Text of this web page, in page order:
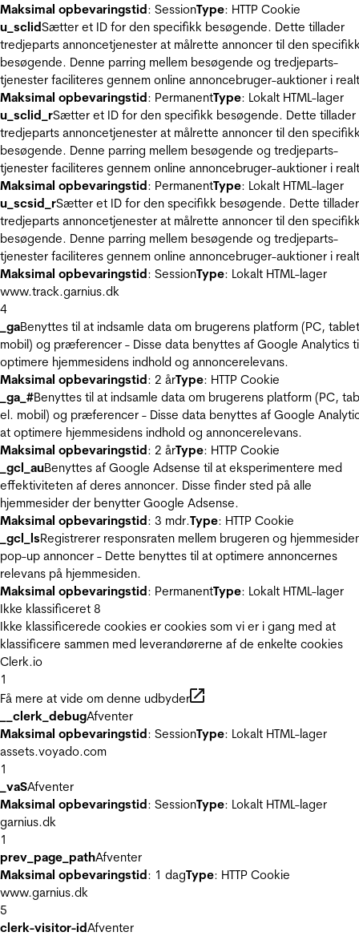
Maksimal opbevaringstid: SessionType: HTTP Cookie
u_sclidSætter et ID for den specifikk besøgende. Dette tillader
tredjeparts annoncetjenester at målrette annoncer til den
besøgende. Denne parring mellem besøgende og tredjeparts-
tjenester faciliteres gennem online annoncebruger-auktioner i
Maksimal opbevaringstid: PermanentType: Lokalt HTML-lager
u_sclid_rSætter et ID for den specifikk besøgende. Dette tillader
tredjeparts annoncetjenester at målrette annoncer til den
besøgende. Denne parring mellem besøgende og tredjeparts-
tjenester faciliteres gennem online annoncebruger-auktioner i
Maksimal opbevaringstid: PermanentType: Lokalt HTML-lager
u_scsid_rSætter et ID for den specifikk besøgende. Dette tillader
tredjeparts annoncetjenester at målrette annoncer til den
besøgende. Denne parring mellem besøgende og tredjeparts-
tjenester faciliteres gennem online annoncebruger-auktioner i
Maksimal opbevaringstid: SessionType: Lokalt HTML-lager
www.track.garnius.dk
4
_gaBenyttes til at indsamle data om brugerens platform (PC,
mobil) og præferencer - Disse data benyttes af Google Analytics
optimere hjemmesidens indhold og annoncerelevans.
Maksimal opbevaringstid: 2 årType: HTTP Cookie
_ga_#Benyttes til at indsamle data om brugerens platform (PC,
el. mobil) og præferencer - Disse data benyttes af Google
at optimere hjemmesidens indhold og annoncerelevans.
Maksimal opbevaringstid: 2 årType: HTTP Cookie
_gcl_auBenyttes af Google Adsense til at eksperimentere med
effektiviteten af deres annoncer. Disse finder sted på alle
hjemmesider der benytter Google Adsense.
Maksimal opbevaringstid: 3 mdr.Type: HTTP Cookie
_gcl_lsRegistrerer responsraten mellem brugeren og
pop-up annoncer - Dette benyttes til at optimere annoncernes
relevans på hjemmesiden.
Maksimal opbevaringstid: PermanentType: Lokalt HTML-lager
Ikke klassificeret 8
Ikke klassificerede cookies er cookies som vi er i gang med at
klassificere sammen med leverandørerne af de enkelte cookies
Clerk.io
1
Få mere at vide om denne udbyder
__clerk_debugAfventer
Maksimal opbevaringstid: SessionType: Lokalt HTML-lager
assets.voyado.com
1
_vaSAfventer
Maksimal opbevaringstid: SessionType: Lokalt HTML-lager
garnius.dk
1
prev_page_pathAfventer
Maksimal opbevaringstid: 1 dagType: HTTP Cookie
www.garnius.dk
5
clerk-visitor-idAfventer